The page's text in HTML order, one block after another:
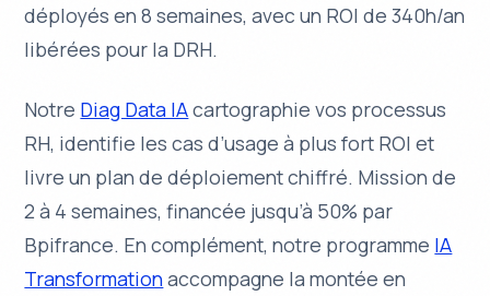
déployés en 8 semaines, avec un ROI de 340h/an
libérées pour la DRH.
Notre Diag Data IAcartographie vos processus
RH, identifie les cas d’usage à plus fort ROI et
livre un plan de déploiement chiffré. Mission de
2 à 4 semaines, financée jusqu’à 50% par
Bpifrance. En complément, notre programme IA
Transformationaccompagne la montée en